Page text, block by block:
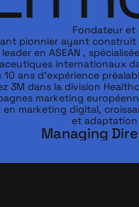
Fondateur et
pionnier ayant construit
leader en ASEAN ,
internationaux
10 ans d’expérience
3M dans la division
marketing
en marketing digital,
Managing